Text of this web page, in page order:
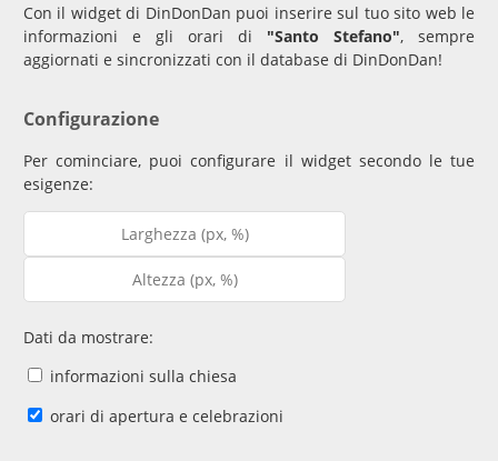
Con il widget di DinDonDan puoi inserire sul tuo sito web le
informazioni e gli orari di "Santo Stefano", sempre
aggiornati e sincronizzati con il database di DinDonDan!
Configurazione
Per cominciare, puoi configurare il widget secondo le tue
esigenze:
Dati da mostrare:
informazioni sulla chiesa
orari di apertura e celebrazioni